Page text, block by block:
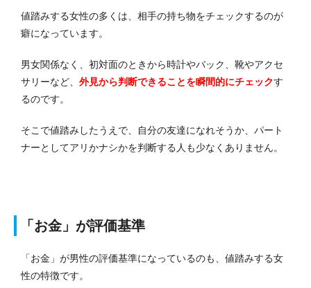
値踏みする女性の多くは、相手の持ち物をチェックするのが
癖になっています。
男女関係なく、初対面のときから時計やバック、靴やアクセ
サリーなど、 外見から判断できることを瞬間的にチェックす
るのです。
そこで値踏みしたうえで、自分の友達になれそうか、パート
ナーとしてアリかナシかを判断する人も少なくありません。
「お金」が評価基準
「お金」が男性の評価基準になっているのも、値踏みする女
性の特徴です。